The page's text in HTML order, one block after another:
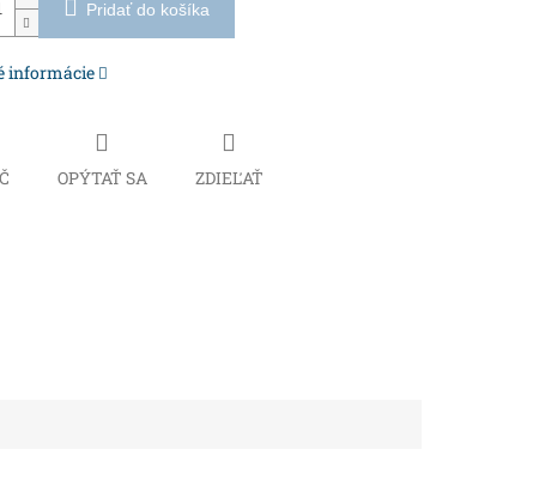
Pridať do košíka
informácie
OPÝTAŤ SA ZDIEĽAŤ